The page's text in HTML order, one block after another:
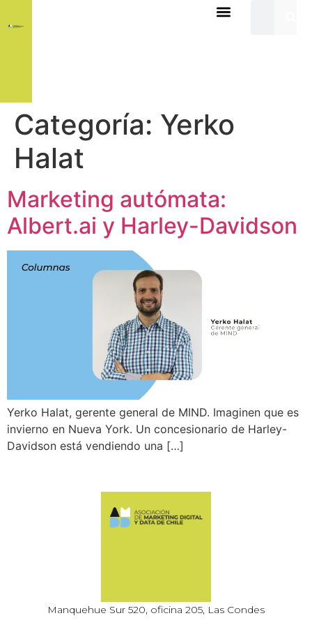
Categoría: Yerko
Halat
Marketing autómata:
Albert.ai y Harley-Davidson
Yerko Halat, gerente general de MIND. Imaginen que es
invierno en Nueva York. Un concesionario de Harley-
Davidson está vendiendo una […]
Manquehue Sur 520, oficina 205, Las Condes